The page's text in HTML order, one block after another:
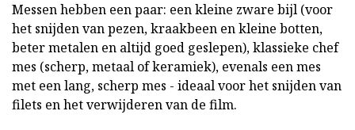
Messen hebben een paar: een kleine zware bijl (voor
het snijden van pezen, kraakbeen en kleine botten,
beter metalen en altijd goed geslepen), klassieke chef
mes (scherp, metaal of keramiek), evenals een mes
met een lang, scherp mes - ideaal voor het snijden van
filets en het verwijderen van de film.